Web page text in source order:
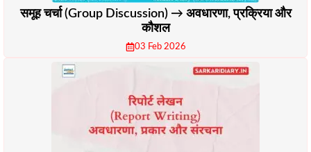
समूह चर्चा (Group Discussion) → अवधारणा, प्रक्रिया और
कौशल
03 Feb 2026